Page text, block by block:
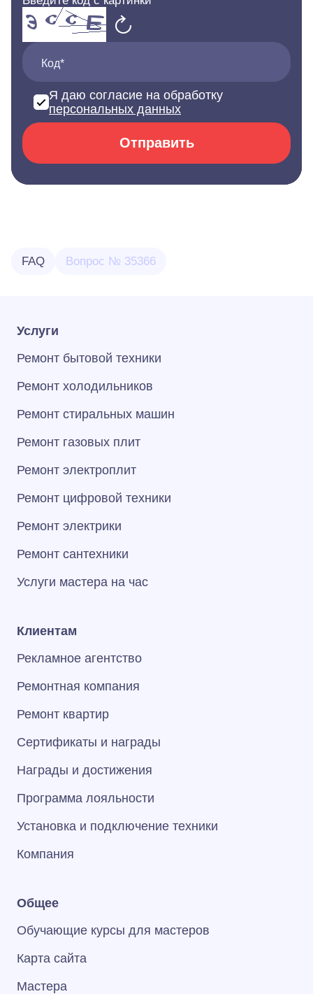
Код*
Я даю согласие на обработку
персональных данных
Отправить
FAQ Вопрос № 35366
Услуги
Ремонт бытовой техники
Ремонт холодильников
Ремонт стиральных машин
Ремонт газовых плит
Ремонт электроплит
Ремонт цифровой техники
Ремонт электрики
Ремонт сантехники
Услуги мастера на час
Клиентам
Рекламное агентство
Ремонтная компания
Ремонт квартир
Сертификаты и награды
Награды и достижения
Программа лояльности
Установка и подключение техники
Компания
Общее
Обучающие курсы для мастеров
Карта сайта
Мастера